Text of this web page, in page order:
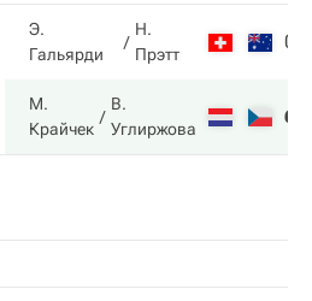
Э.
Гальярди
Н.
Прэтт
0
М.
Крайчек
В.
Углиржова
6